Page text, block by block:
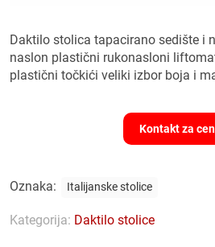
Daktilo stolica tapacirano sedište i
naslon plastični rukonasloni
plastični točkići veliki izbor boja i
Kontakt za
Oznaka: Italijanske stolice
Kategorija: Daktilo stolice